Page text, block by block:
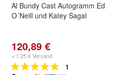
Al Bundy Cast Autogramm Ed
O´Neill und Katey Sagal
120,89 €
+ 1,25 € Versand
1